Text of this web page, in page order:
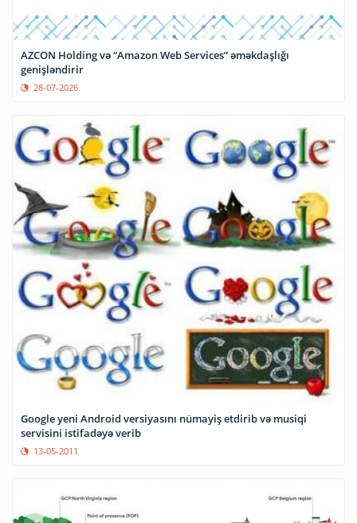
AZCON Holding və “Amazon Web Services” əməkdaşlığı
genişləndirir
28-07-2026
Google yeni Android versiyasını nümayiş etdirib və musiqi
servisini istifadəyə verib
13-05-2011